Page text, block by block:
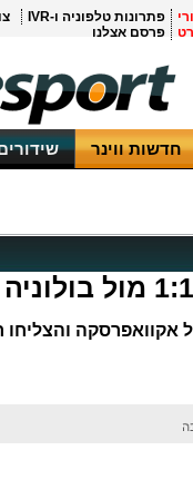
פתרונות טלפוניה ו-IVR
פרסם אצלנו
חדשות ווינר
אקוואפרסקה